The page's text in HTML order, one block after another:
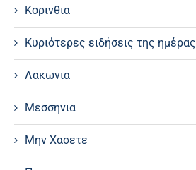
Κορινθια
Κυριότερες ειδήσεις της ημέρας
Λακωνια
Μεσσηνια
Μην Χασετε